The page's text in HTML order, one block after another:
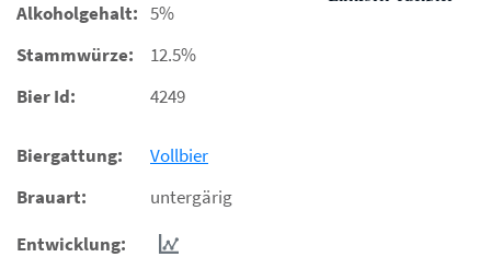
Alkoholgehalt: 5%
Stammwürze:
12.5%
Bier Id:
4249
Biergattung:
Vollbier
Brauart:
untergärig
Entwicklung: